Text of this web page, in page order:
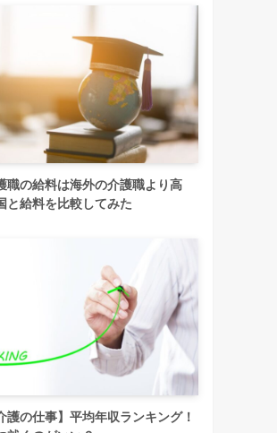
職の給料は海外の介護職より高
と給料を比較してみた
護の仕事】平均年収ランキング！